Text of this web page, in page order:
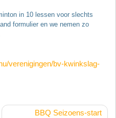
in 10 lessen voor slechts
formulier en we nemen zo
verenigingen/bv-kwinkslag-
BBQ Seizoens-start